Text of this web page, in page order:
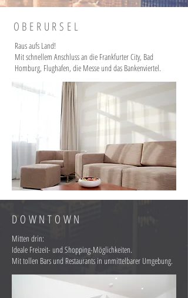
OBERURSEL
Raus aufs Land!
Mit schnellem Anschluss an die Frankfurter City, Bad
Homburg, Flughafen, die Messe und das Bankenviertel.
DOWNTOWN
Mitten drin:
Ideale Freizeit- und Shopping-Möglichkeiten.
Mit tollen Bars und Restaurants in unmittelbarer Umgebung.